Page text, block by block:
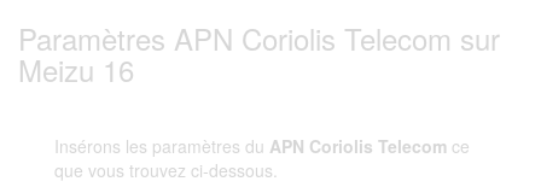
Paramètres APN Coriolis Telecom sur
Meizu 16
Insérons les paramètres du APN Coriolis Telecom ce
que vous trouvez ci-dessous.